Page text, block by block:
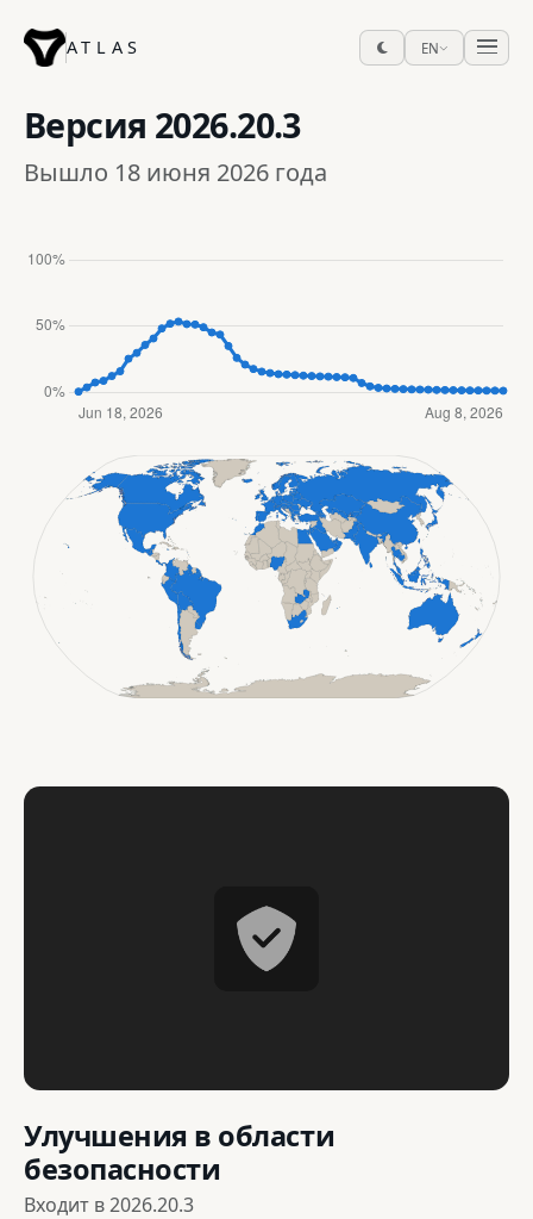
ATLAS EN
Версия 2026.20.3
Вышло 18 июня 2026 года
Улучшения в области
безопасности
Входит в2026.20.3